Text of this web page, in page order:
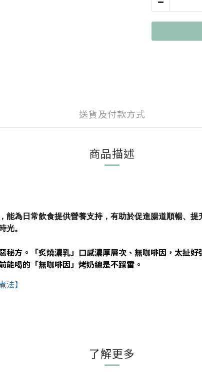
送貨及付款方式
商品描述
能為日常飲食提供營養支持，有助於促進腸道順暢、
光。
方。「炙燒濃乳」口感濃厚層次、無咖啡因，太扯好
喝的「無咖啡因」烤奶總是不踩雷。
】
了解更多